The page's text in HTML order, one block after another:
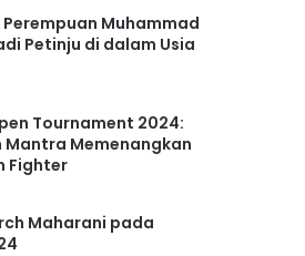
Muhammad
Petinju di dalam Usia
Tournament 2024:
Mantra Memenangkan
Fighter
Maharani pada